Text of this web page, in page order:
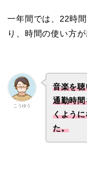
一年間では、22時
り、時間の使い方
こうゆう
音楽を
通勤時
くよう
た。